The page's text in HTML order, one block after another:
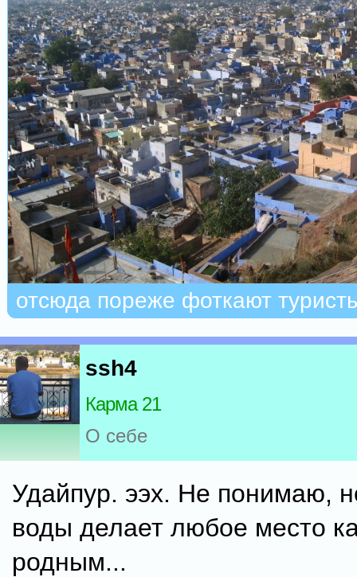
отсюда пореже фоткают
ssh4
Карма 21
О себе
Удайпур. ээх. Не понимаю,
воды делает любое место
родным...